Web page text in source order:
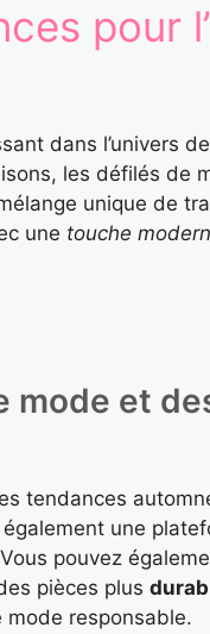
pour
dans l’univers
les défilés de
unique de
une touche
mode et
tendances
également une
pouvez
pièces plus
responsable.